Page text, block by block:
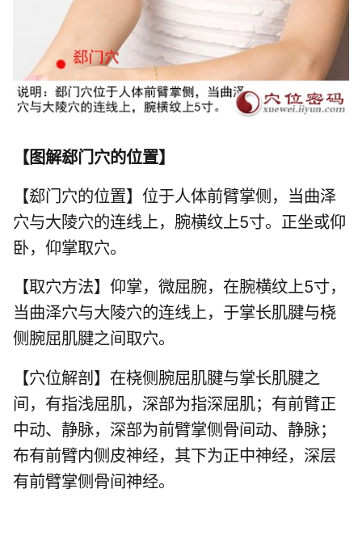
【图解郄门穴的位置】
【郄门穴的位置】位于人体前臂掌侧，当曲泽
穴与大陵穴的连线上，腕横纹上5寸。正坐或仰
卧，仰掌取穴。
【取穴方法】仰掌，微屈腕，在腕横纹上5寸，
当曲泽穴与大陵穴的连线上，于掌长肌腱与桡
侧腕屈肌腱之间取穴。
【穴位解剖】在桡侧腕屈肌腱与掌长肌腱之
间，有指浅屈肌，深部为指深屈肌；有前臂正
中动、静脉，深部为前臂掌侧骨间动、静脉；
布有前臂内侧皮神经，其下为正中神经，深层
有前臂掌侧骨间神经。